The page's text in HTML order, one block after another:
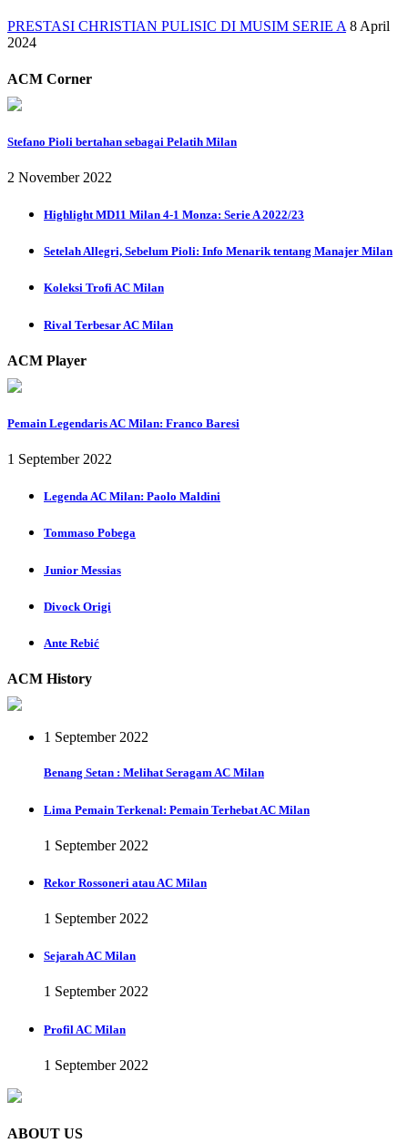
PRESTASI CHRISTIAN PULISIC DI MUSIM SERIE A 8 April
2024
ACM Corner
Stefano Pioli bertahan sebagai Pelatih Milan
2 November 2022
Highlight MD11 Milan 4-1 Monza: Serie A 2022/23
Setelah Allegri, Sebelum Pioli: Info Menarik tentang Manajer Milan
Koleksi Trofi AC Milan
Rival Terbesar AC Milan
ACM Player
Pemain Legendaris AC Milan: Franco Baresi
1 September 2022
Legenda AC Milan: Paolo Maldini
Tommaso Pobega
Junior Messias
Divock Origi
Ante Rebić
ACM History
1 September 2022
Benang Setan : Melihat Seragam AC Milan
Lima Pemain Terkenal: Pemain Terhebat AC Milan
1 September 2022
Rekor Rossoneri atau AC Milan
1 September 2022
Sejarah AC Milan
1 September 2022
Profil AC Milan
1 September 2022
ABOUT US